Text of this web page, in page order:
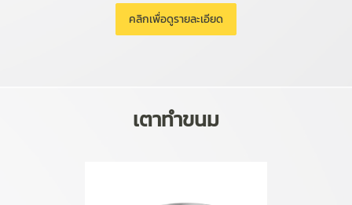
คลิกเพื่อดูรายละเอียด
เตาทำขนม